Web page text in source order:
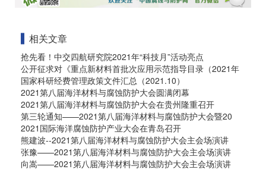
相关文章
抢先看！中交四航研究院2021年“科技月”活动亮点
公开征求对《重点新材料首批次应用示范指导目录（2021年
国家科研经费管理政策文件汇总（2021.10）
2021第八届海洋材料与腐蚀防护大会圆满闭幕
2021第八届海洋材料与腐蚀防护大会在贵州隆重召开
第三轮通知——2021第八届海洋材料与腐蚀防护大会暨20
2021国际海洋腐蚀防护产业大会在青岛召开
熊建波--2021第八届海洋材料与腐蚀防护大会主会场演讲
张豫——2021第八届海洋材料与腐蚀防护大会主会场演讲
向嵩——2021第八届海洋材料与腐蚀防护大会主会场演讲